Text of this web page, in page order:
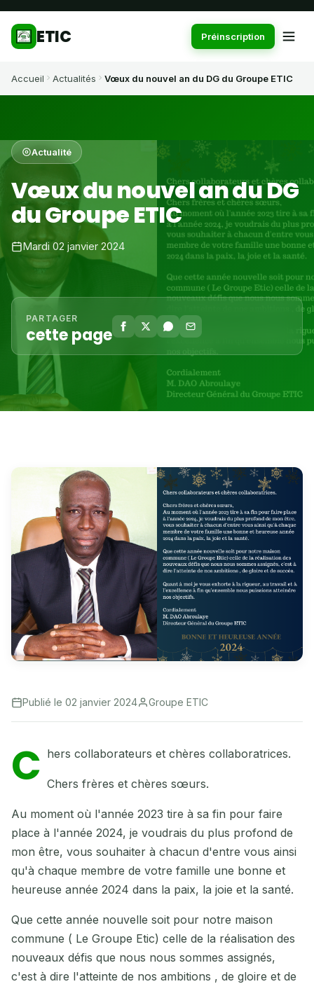
ETIC Préinscription
Accueil Actualités Vœux du nouvel an du DG du Groupe ETIC
Actualité
Vœux du nouvel an du DG
du Groupe ETIC
Mardi 02 janvier 2024
PARTAGER
cette page
Publié le 02 janvier 2024 Groupe ETIC
C hers collaborateurs et chères collaboratrices.
Chers frères et chères sœurs.
Au moment où l'année 2023 tire à sa fin pour faire
place à l'année 2024, je voudrais du plus profond de
mon être, vous souhaiter à chacun d'entre vous ainsi
qu'à chaque membre de votre famille une bonne et
heureuse année 2024 dans la paix, la joie et la santé.
Que cette année nouvelle soit pour notre maison
commune ( Le Groupe Etic) celle de la réalisation des
nouveaux défis que nous nous sommes assignés,
c'est à dire l'atteinte de nos ambitions , de gloire et de